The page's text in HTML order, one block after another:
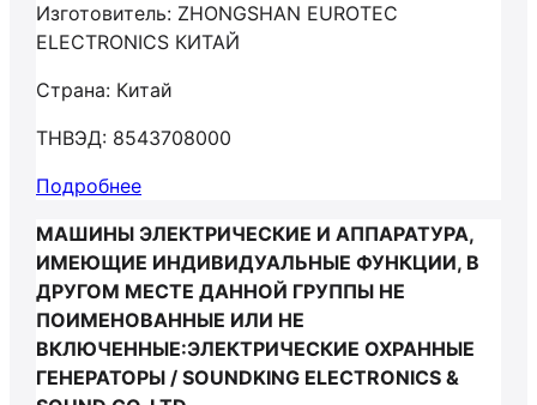
Изготовитель: ZHONGSHAN EUROTEC
ELECTRONICS КИТАЙ
Страна: Китай
ТНВЭД: 8543708000
Подробнее
МАШИНЫ ЭЛЕКТРИЧЕСКИЕ И АППАРАТУРА,
ИМЕЮЩИЕ ИНДИВИДУАЛЬНЫЕ ФУНКЦИИ, В
ДРУГОМ МЕСТЕ ДАННОЙ ГРУППЫ НЕ
ПОИМЕНОВАННЫЕ ИЛИ НЕ
ВКЛЮЧЕННЫЕ:ЭЛЕКТРИЧЕСКИЕ ОХРАННЫЕ
ГЕНЕРАТОРЫ / SOUNDKING ELECTRONICS &